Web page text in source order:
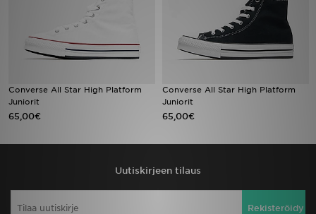
Converse All Star High Platform
Juniorit
65,00€
Converse All Star High Platform
Juniorit
65,00€
Uutiskirjeen tilaus
Rekisteröidy
Tuotemerkit
Jalkapallo